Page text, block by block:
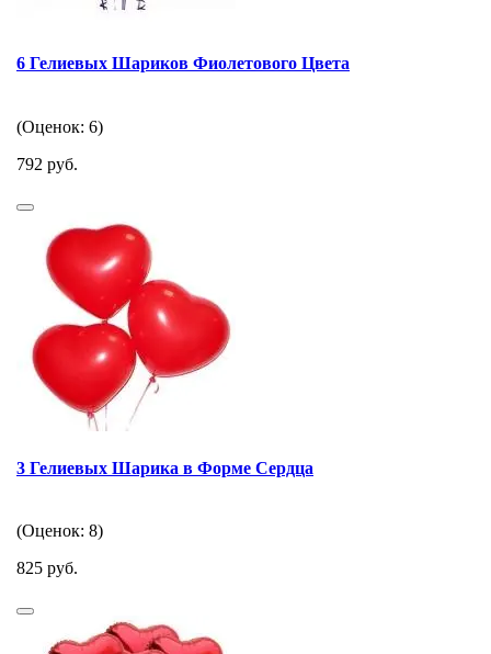
6 Гелиевых Шариков Фиолетового Цвета
(Оценок: 6)
792 руб.
3 Гелиевых Шарика в Форме Сердца
(Оценок: 8)
825 руб.